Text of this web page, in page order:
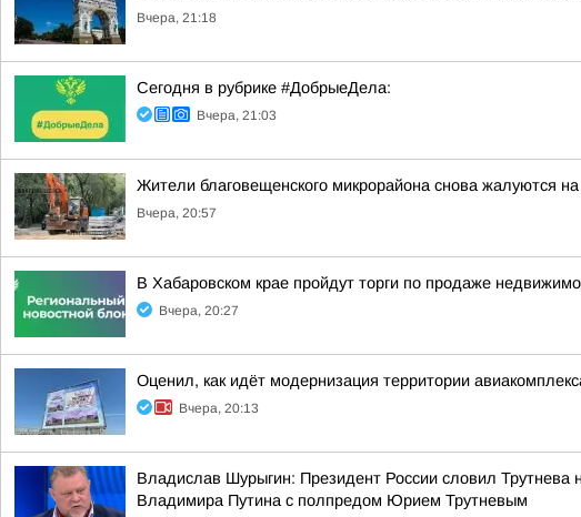
Вчера, 21:18
Сегодня в рубрике #ДобрыеДела:
Вчера, 21:03
Жители благовещенского микрорайона снова жалуются
Вчера, 20:57
В Хабаровском крае пройдут торги по продаже
Вчера, 20:27
Оценил, как идёт модернизация территории
Вчера, 20:13
Владислав Шурыгин: Президент России словил
Владимира Путина с полпредом Юрием Трутневым